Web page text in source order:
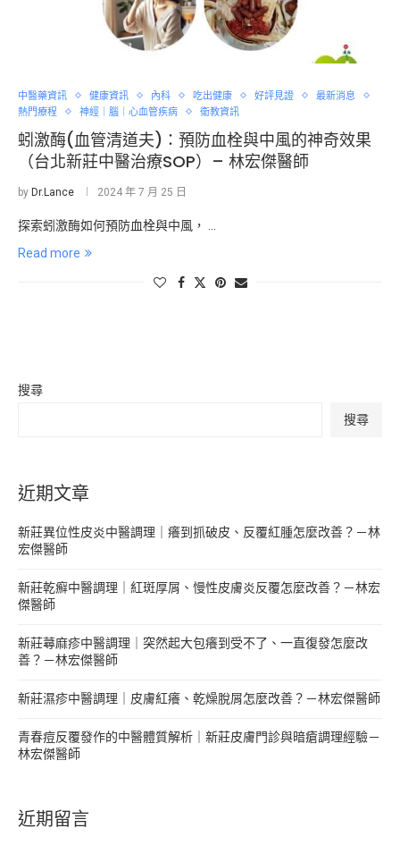
中醫藥資訊 健康資訊 內科 吃出健康 好評見證
最新消息
熱門療程
神經｜腦｜心血管疾病 衛教資訊
蚓激酶(血管清道夫)：預防血栓與中風的神奇效果
（台北新莊中醫治療SOP）– 林宏傑醫師
by Dr.Lance 2024 年 7 月 25 日
探索蚓激酶如何預防血栓與中風， …
Read more
搜尋
搜尋
近期文章
新莊異位性皮炎中醫調理｜癢到抓破皮、反覆紅腫怎麼改善？－林
宏傑醫師
新莊乾癬中醫調理｜紅斑厚屑、慢性皮膚炎反覆怎麼改善？－林宏
傑醫師
新莊蕁麻疹中醫調理｜突然起大包癢到受不了、一直復發怎麼改
善？－林宏傑醫師
新莊濕疹中醫調理｜皮膚紅癢、乾燥脫屑怎麼改善？－林宏傑醫師
青春痘反覆發作的中醫體質解析｜新莊皮膚門診與暗瘡調理經驗－
林宏傑醫師
近期留言